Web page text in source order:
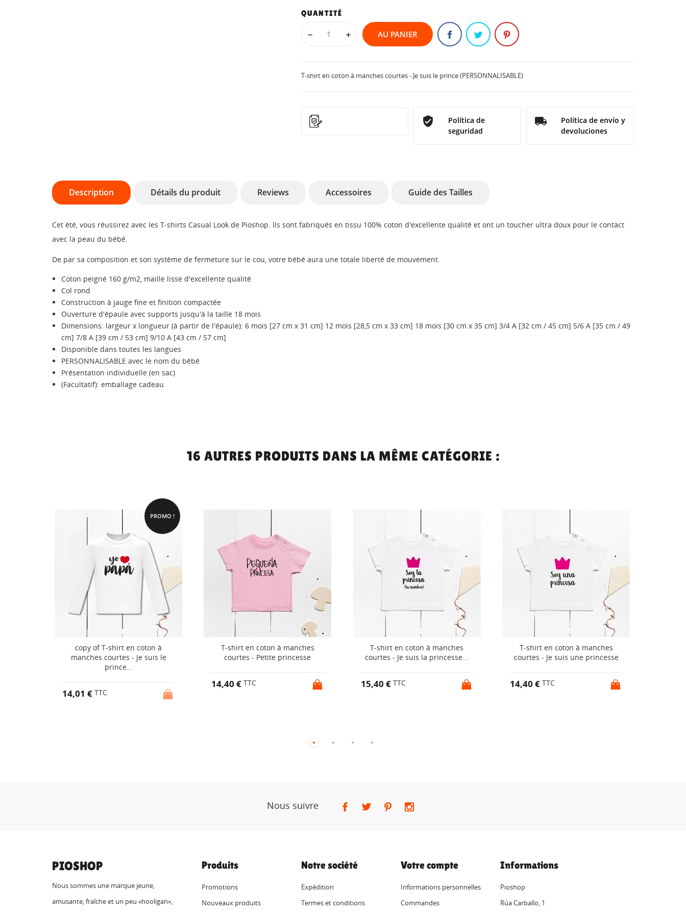
QUANTITÉ
AU PANIER
T-shirt en coton à manches courtes - Je suis le prince (PERSONNALISABLE)
Política de
seguridad
Política de envío y
devoluciones
Description Détails du produit Reviews Accessoires Guide des Tailles
Cet été, vous réussirez avec les T-shirts Casual Look de Pioshop. Ils sont fabriqués en tissu 100% coton d'excellente qualité et ont un toucher ultra doux pour le contact
avec la peau du bébé.
De par sa composition et son système de fermeture sur le cou, votre bébé aura une totale liberté de mouvement.
Coton peigné 160 g/m2, maille lisse d'excellente qualité
Col rond
Construction à jauge fine et finition compactée
Ouverture d'épaule avec supports jusqu'à la taille 18 mois
Dimensions: largeur x longueur (à partir de l'épaule): 6 mois [27 cm x 31 cm] 12 mois [28,5 cm x 33 cm] 18 mois [30 cm x 35 cm] 3/4 A [32 cm / 45 cm] 5/6 A [35 cm / 49
cm] 7/8 A [39 cm / 53 cm] 9/10 A [43 cm / 57 cm]
Disponible dans toutes les langues
PERSONNALISABLE avec le nom du bébé
Présentation individuelle (en sac)
(Facultatif): emballage cadeau
16 AUTRES PRODUITS DANS LA MÊME CATÉGORIE :
PROMO !
copy of T-shirt en coton à
manches courtes - Je suis le
prince...
14,01 €TTC
T-shirt en coton à manches
courtes - Petite princesse
14,40 € TTC
T-shirt en coton à manches
courtes - Je suis la princesse...
15,40 €TTC
T-shirt en coton à manches
courtes - Je suis une princesse
14,40 €TTC
Nous suivre
PIOSHOP
Nous sommes une marque jeune,
amusante, fraîche et un peu «hooligan»,
Produits
Promotions
Nouveaux produits
Notre société
Expédition
Termes et conditions
Votre compte
Informations personnelles
Commandes
Informations
Pioshop
Rúa Carballo, 1